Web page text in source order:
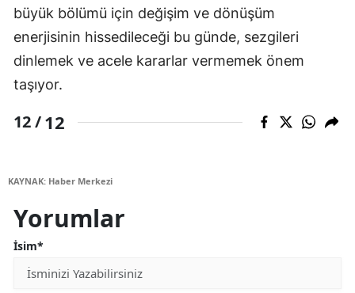
büyük bölümü için değişim ve dönüşüm
enerjisinin hissedileceği bu günde, sezgileri
dinlemek ve acele kararlar vermemek önem
taşıyor.
12 /12
KAYNAK: Haber Merkezi
Yorumlar
İsim*